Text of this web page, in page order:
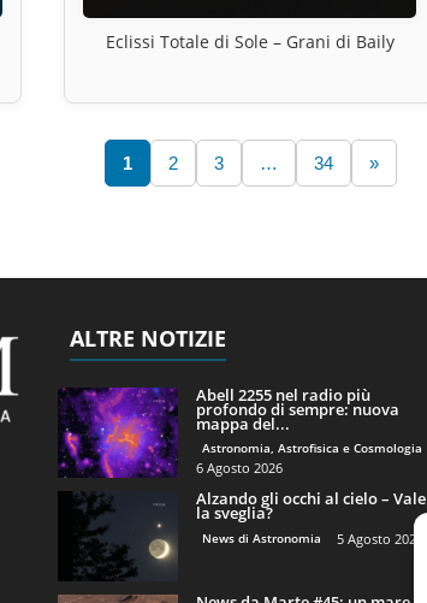
Eclissi Totale di Sole – Grani di Baily
1 2 3 … 34 »
ALTRE NOTIZIE
Abell 2255 nel radio più
profondo di sempre: nuova
mappa del...
Astronomia, Astrofisica e Cosmologia
6 Agosto 2026
Alzando gli occhi al cielo – Vale
la sveglia?
News di Astronomia 5 Agosto 2026